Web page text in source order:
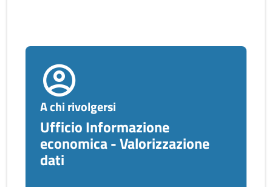
A chi rivolgersi
Ufficio Informazione
economica - Valorizzazione
dati